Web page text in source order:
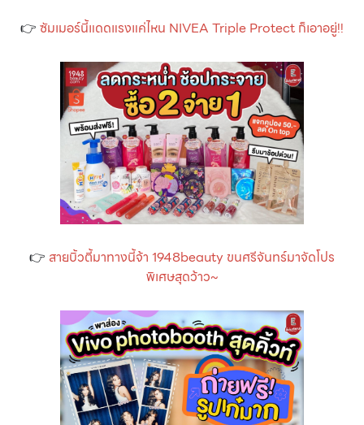
👉 ซัมเมอร์นี้แดดแรงแค่ไหน NIVEA Triple Protect ก็เอาอยู่!!
👉 สายบิ้วตี้มาทางนี้จ้า 1948beauty ขนศรีจันทร์มาจัดโปร
พิเศษสุดว้าว~